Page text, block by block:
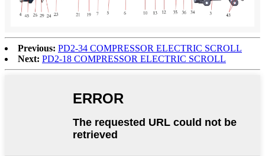
Previous: PD2-34 COMPRESSOR ELECTRIC SCROLL
Next: PD2-18 COMPRESSOR ELECTRIC SCROLL